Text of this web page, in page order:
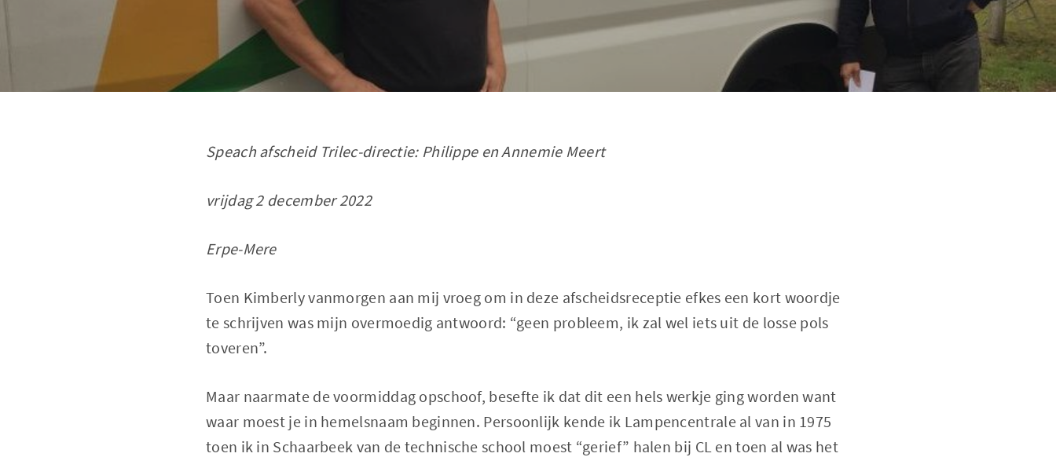
Speach afscheid Trilec-directie: Philippe en Annemie Meert
vrijdag 2 december 2022
Erpe-Mere
Toen Kimberly vanmorgen aan mij vroeg om in deze afscheidsreceptie efkes een kort woordje
te schrijven was mijn overmoedig antwoord: “geen probleem, ik zal wel iets uit de losse pols
toveren”.
Maar naarmate de voormiddag opschoof, besefte ik dat dit een hels werkje ging worden want
waar moest je in hemelsnaam beginnen. Persoonlijk kende ik Lampencentrale al van in 1975
toen ik in Schaarbeek van de technische school moest “gerief” halen bij CL en toen al was het